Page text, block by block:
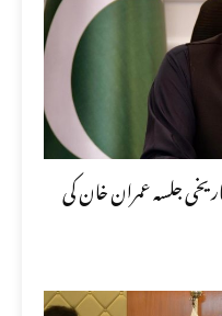
جلسہ عمران خان کی